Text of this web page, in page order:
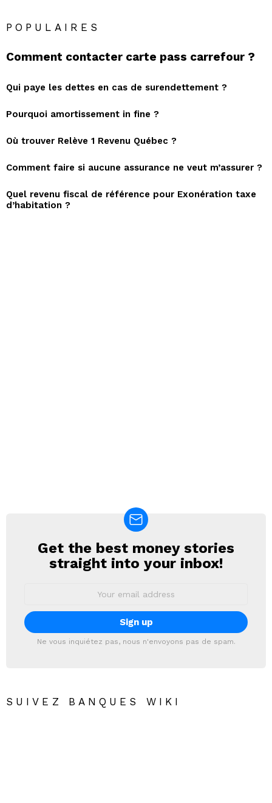
POPULAIRES
Comment contacter carte pass carrefour ?
Qui paye les dettes en cas de surendettement ?
Pourquoi amortissement in fine ?
Où trouver Relève 1 Revenu Québec ?
Comment faire si aucune assurance ne veut m’assurer ?
Quel revenu fiscal de référence pour Exonération taxe
d’habitation ?
NEWSLETTER
Get the best money stories
straight into your inbox!
Ne vous inquiétez pas, nous n'envoyons pas de spam.
SUIVEZ BANQUES WIKI